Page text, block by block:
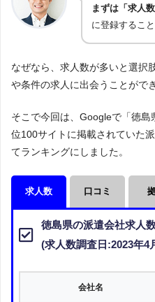
ライブスタッフ・コン
ッフ
webデザイナー ゲ
クリエイター（クリエ
ITエンジニア（SE・PG
シール貼り・ティッシ
まずは「求人
に登録するこ
なぜなら、求人数が多いと選択
や条件の求人に出会うことがで
そこで今回は、Googleで「徳
位100サイトに掲載されていた
てランキングにしました。
求人数 口コミ
徳島県の派遣会社求人
(求人数調査日:2023年4
会社名